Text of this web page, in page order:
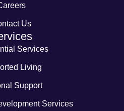
Us
Services
Living
Support
Services